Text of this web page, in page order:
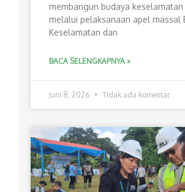
membangun budaya keselamatan
melalui pelaksanaan apel massal
Keselamatan dan
BACA SELENGKAPNYA »
Juni 8, 2026 Tidak ada komentar